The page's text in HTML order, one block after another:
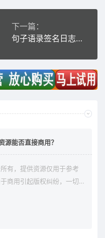
下一篇：
句子语录签名日志文章类网站源码+手机版 织梦dedecms内核
源能否直接商用？
有，提供资源仅用于参考
商用引起版权纠纷，一切